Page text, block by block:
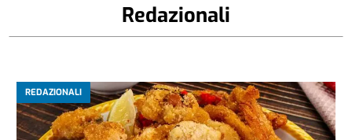
Redazionali
REDAZIONALI